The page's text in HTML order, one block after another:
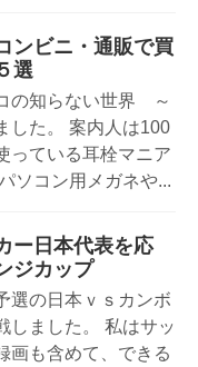
ビニ・通販で買
選
の知らない世界 ～
した。 案内人は100
っている耳栓マニア
ソコン用メガネや...
ー日本代表を応
ジカップ
選の日本ｖｓカンボ
しました。 私はサッ
画も含めて、できる